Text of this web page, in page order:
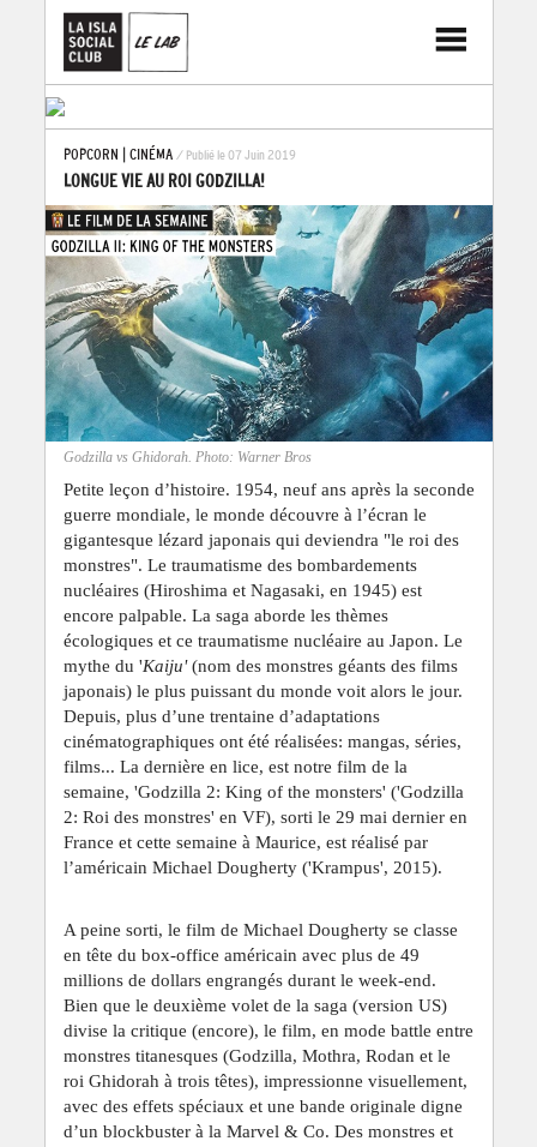
POPCORN CINÉMA / Publié le 07 Juin 2019
LONGUE VIE AU ROI GODZILLA!
Godzilla vs Ghidorah. Photo: Warner Bros
Petite leçon d’histoire. 1954, neuf ans après la seconde
guerre mondiale, le monde découvre à l’écran le
gigantesque lézard japonais qui deviendra "le roi des
monstres". Le traumatisme des bombardements
nucléaires (Hiroshima et Nagasaki, en 1945) est
encore palpable. La saga aborde les thèmes
écologiques et ce traumatisme nucléaire au Japon. Le
mythe du 'Kaiju'(nom des monstres géants des films
japonais) le plus puissant du monde voit alors le jour.
Depuis, plus d’une trentaine d’adaptations
cinématographiques ont été réalisées: mangas, séries,
films... La dernière en lice, est notre film de la
semaine, 'Godzilla 2: King of the monsters' ('Godzilla
2: Roi des monstres' en VF), sorti le 29 mai dernier en
France et cette semaine à Maurice, est réalisé par
l’américain Michael Dougherty ('Krampus', 2015).
A peine sorti, le film de Michael Dougherty se classe
en tête du box-office américain avec plus de 49
millions de dollars engrangés durant le week-end.
Bien que le deuxième volet de la saga (version US)
divise la critique (encore), le film, en mode battle entre
monstres titanesques (Godzilla, Mothra, Rodan et le
roi Ghidorah à trois têtes), impressionne visuellement,
avec des effets spéciaux et une bande originale digne
d’un blockbuster à la Marvel & Co. Des monstres et